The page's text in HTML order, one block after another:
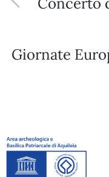
Giornate